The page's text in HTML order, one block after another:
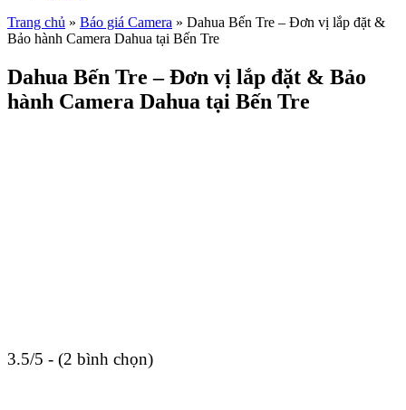
Trang chủ » Báo giá Camera » Dahua Bến Tre – Đơn vị lắp đặt &
Bảo hành Camera Dahua tại Bến Tre
Dahua Bến Tre – Đơn vị lắp đặt & Bảo
hành Camera Dahua tại Bến Tre
3.5/5 - (2 bình chọn)